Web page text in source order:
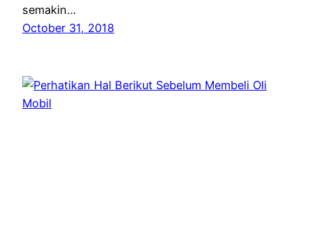
semakin…
October 31, 2018